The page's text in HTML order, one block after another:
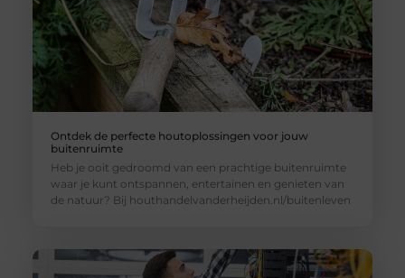
Ontdek de perfecte houtoplossingen voor jouw
buitenruimte
Heb je ooit gedroomd van een prachtige buitenruimte
waar je kunt ontspannen, entertainen en genieten van
de natuur? Bij houthandelvanderheijden.nl/buitenleven